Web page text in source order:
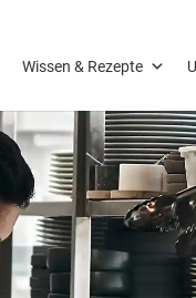
Wissen & Rezepte